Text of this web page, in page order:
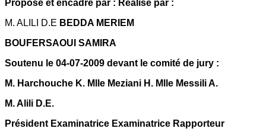
Proposé et encadré par : Réalisé par :
M. ALILI D.E BEDDA MERIEM
BOUFERSAOUI SAMIRA
Soutenu le 04-07-2009 devant le comité de jury :
M. Harchouche K. Mlle Meziani H. Mlle Messili A.
M. Alili D.E.
Président Examinatrice Examinatrice Rapporteur